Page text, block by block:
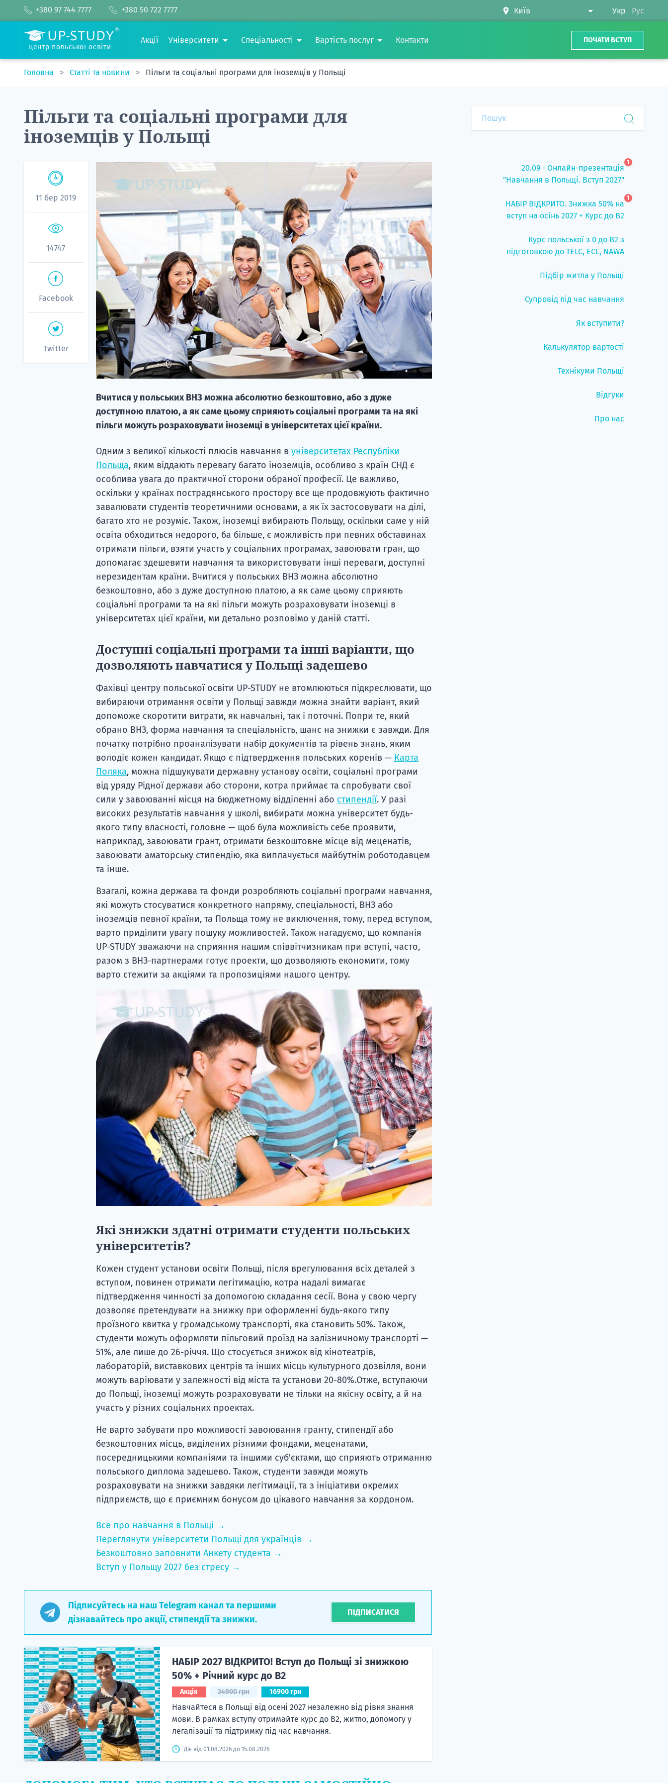
+380 97 744 7777 +380 50 722 7777 Укр Рус
центр польської освіти
Акції Університети Спеціальності Вартість послуг Контакти ПОЧАТИ ВСТУП
Головна Статті та новини Пільги та соціальні програми для іноземців у Польщі
Пільги та соціальні програми для
іноземців у Польщі
11 бер 2019
14747
Facebook
Twitter
Вчитися у польських ВНЗ можна абсолютно безкоштовно, або з дуже
доступною платою, а як саме цьому сприяють соціальні програми та на які
пільги можуть розраховувати іноземці в університетах цієї країни.
Одним з великої кількості плюсів навчання в університетах Республіки
Польща, яким віддають перевагу багато іноземців, особливо з країн СНД є
особлива увага до практичної сторони обраної професії. Це важливо,
оскільки у країнах пострадянського простору все ще продовжують фактично
завалювати студентів теоретичними основами, а як їх застосовувати на ділі,
багато хто не розуміє. Також, іноземці вибирають Польщу, оскільки саме у ній
освіта обходиться недорого, ба більше, є можливість при певних обставинах
отримати пільги, взяти участь у соціальних програмах, завоювати гран, що
допомагає здешевити навчання та використовувати інші переваги, доступні
нерезидентам країни. Вчитися у польських ВНЗ можна абсолютно
безкоштовно, або з дуже доступною платою, а як саме цьому сприяють
соціальні програми та на які пільги можуть розраховувати іноземці в
університетах цієї країни, ми детально розповімо у даній статті.
Доступні соціальні програми та інші варіанти, що
дозволяють навчатися у Польщі задешево
Фахівці центру польської освіти UP-STUDY не втомлюються підкреслювати, що
вибираючи отримання освіти у Польщі завжди можна знайти варіант, який
допоможе скоротити витрати, як навчальні, так і поточні. Попри те, який
обрано ВНЗ, форма навчання та спеціальність, шанс на знижки є завжди. Для
початку потрібно проаналізувати набір документів та рівень знань, яким
володіє кожен кандидат. Якщо є підтвердження польських коренів — Карта
Поляка, можна підшукувати державну установу освіти, соціальні програми
від уряду Рідної держави або сторони, котра приймає та спробувати свої
сили у завоюванні місця на бюджетному відділенні або стипендії. У разі
високих результатів навчання у школі, вибирати можна університет будь-
якого типу власності, головне — щоб була можливість себе проявити,
наприклад, завоювати грант, отримати безкоштовне місце від меценатів,
завоювати аматорську стипендію, яка виплачується майбутнім роботодавцем
та інше.
Взагалі, кожна держава та фонди розробляють соціальні програми навчання,
які можуть стосуватися конкретного напряму, спеціальності, ВНЗ або
іноземців певної країни, та Польща тому не виключення, тому, перед вступом,
варто приділити увагу пошуку можливостей. Також нагадуємо, що компанія
UP-STUDY зважаючи на сприяння нашим співвітчизникам при вступі, часто,
разом з ВНЗ-партнерами готує проекти, що дозволяють економити, тому
варто стежити за акціями та пропозиціями нашого центру.
Які знижки здатні отримати студенти польських
університетів?
Кожен студент установи освіти Польщі, після врегулювання всіх деталей з
вступом, повинен отримати легітимацію, котра надалі вимагає
підтвердження чинності за допомогою складання сесії. Вона у свою чергу
дозволяє претендувати на знижку при оформленні будь-якого типу
проїзного квитка у громадському транспорті, яка становить 50%. Також,
студенти можуть оформляти пільговий проїзд на залізничному транспорті —
51%, але лише до 26-річчя. Що стосується знижок від кінотеатрів,
лабораторій, виставкових центрів та інших місць культурного дозвілля, вони
можуть варіювати у залежності від міста та установи 20-80%.Отже, вступаючи
до Польщі, іноземці можуть розраховувати не тільки на якісну освіту, а й на
участь у різних соціальних проектах.
Не варто забувати про можливості завоювання гранту, стипендії або
безкоштовних місць, виділених різними фондами, меценатами,
посередницькими компаніями та іншими суб'єктами, що сприяють отриманню
польського диплома задешево. Також, студенти завжди можуть
розраховувати на знижки завдяки легітимації, та з ініціативи окремих
підприємств, що є приємним бонусом до цікавого навчання за кордоном.
Все про навчання в Польщі →
Переглянути університети Польщі для українців →
Безкоштовно заповнити Анкету студента →
Вступ у Польщу 2027 без стресу →
Підписуйтесь на наш Telegram канал та першими
дізнавайтесь про акції, стипендії та знижки.
ПІДПИСАТИСЯ
НАБІР 2027 ВІДКРИТО! Вступ до Польщі зі знижкою
50% + Річний курс до B2
Акція 34900 грн 16900 грн
Навчайтеся в Польщі від осені 2027 незалежно від рівня знання
мови. В рамках вступу отримайте курс до B2, житло, допомогу у
легалізації та підтримку під час навчання.
Діє від 01.08.2026 до 15.08.2026
20.09 - Онлайн-презентація
"Навчання в Польщі. Вступ 2027"
1
НАБІР ВІДКРИТО. Знижка 50% на
вступ на осінь 2027 + Курс до B2
1
Курс польської з 0 до B2 з
підготовкою до TELC, ECL, NAWA
Підбір житла у Польщі
Супровід під час навчання
Як вступити?
Калькулятор вартості
Технікуми Польщі
Відгуки
Про нас